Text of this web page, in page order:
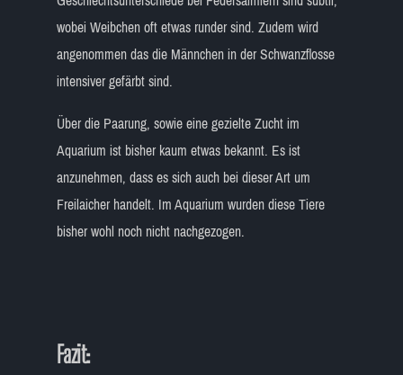
wobei Weibchen oft etwas runder sind. Zudem wird
angenommen das die Männchen in der Schwanzflosse
intensiver gefärbt sind.
Über die Paarung, sowie eine gezielte Zucht im
Aquarium ist bisher kaum etwas bekannt. Es ist
anzunehmen, dass es sich auch bei dieser Art um
Freilaicher handelt. Im Aquarium wurden diese Tiere
bisher wohl noch nicht nachgezogen.
Fazit: